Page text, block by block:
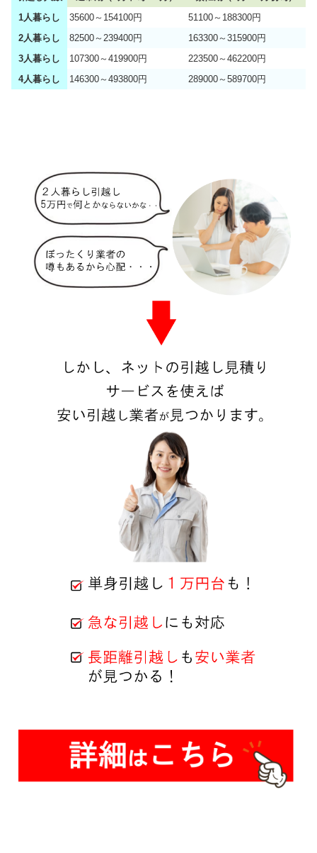
1人暮らし
35600～154100円
51100～188300円
2人暮らし
82500～239400円
163300～315900円
3人暮らし
107300～419900円
223500～462200円
4人暮らし
146300～493800円 289000～589700円